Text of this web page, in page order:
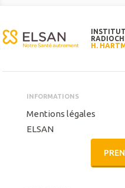
H.
INFORMATIONS
Mentions légales
ELSAN